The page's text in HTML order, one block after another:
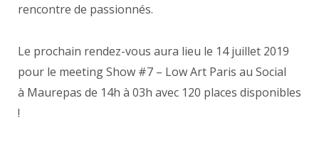
rencontre de passionnés.
Le prochain rendez-vous aura lieu le 14 juillet 2019
pour le meeting Show #7 – Low Art Paris au Social
à Maurepas de 14h à 03h avec 120 places disponibles
!